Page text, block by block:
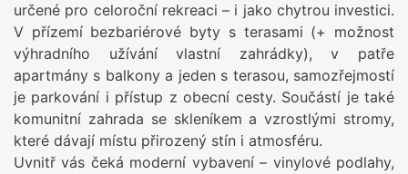
určené pro celoroční rekreaci – i jako chytrou investici.
V přízemí bezbariérové byty s terasami (+ možnost
výhradního užívání vlastní zahrádky), v patře
apartmány s balkony a jeden s terasou, samozřejmostí
je parkování i přístup z obecní cesty. Součástí je také
komunitní zahrada se skleníkem a vzrostlými stromy,
které dávají místu přirozený stín i atmosféru.
Uvnitř vás čeká moderní vybavení – vinylové podlahy,